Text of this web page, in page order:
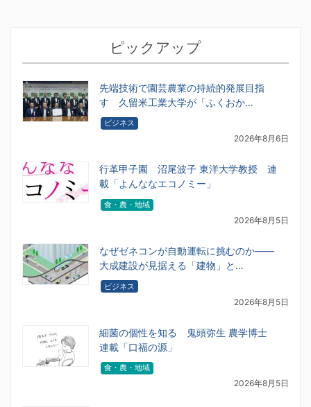
ピックアップ
先端技術で園芸農業の持続的発展目指
す 久留米工業大学が「ふくおか…
ビジネス
2026年8月6日
行革甲子園 沼尾波子 東洋大学教授 連
載「よんななエコノミー」
食・農・地域
2026年8月5日
なぜゼネコンが自動運転に挑むのか――
大成建設が見据える「建物」と…
ビジネス
2026年8月5日
細菌の個性を知る 鬼頭弥生 農学博士
連載「口福の源」
食・農・地域
2026年8月5日